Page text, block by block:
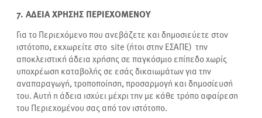
7. ΑΔΕΙΑ ΧΡΗΣΗΣ ΠΕΡΙΕΧΟΜΕΝΟΥ
Για το Περιεχόμενο που ανεβάζετε και δημοσιεύετε στον
ιστότοπο, εκχωρείτε στο site (ήτοι στην ΕΣΑΠΕ) την
αποκλειστική άδεια χρήσης σε παγκόσμιο επίπεδο χωρίς
υποχρέωση καταβολής σε εσάς δικαιωμάτων για την
αναπαραγωγή, τροποποίηση, προσαρμογή και δημοσίευσή
του. Αυτή η άδεια ισχύει μέχρι την με κάθε τρόπο αφαίρεση
του Περιεχομένου σας από τον ιστότοπο.